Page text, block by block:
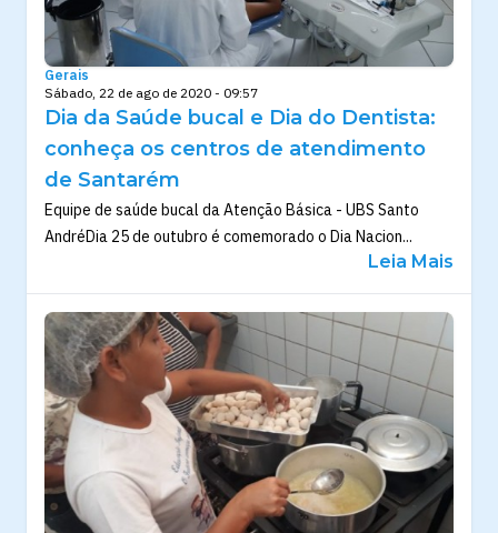
Gerais
Sábado, 22 de ago de 2020 - 09:57
Dia da Saúde bucal e Dia do Dentista:
conheça os centros de atendimento
de Santarém
Equipe de saúde bucal da Atenção Básica - UBS Santo
AndréDia 25 de outubro é comemorado o Dia Nacion...
Leia Mais